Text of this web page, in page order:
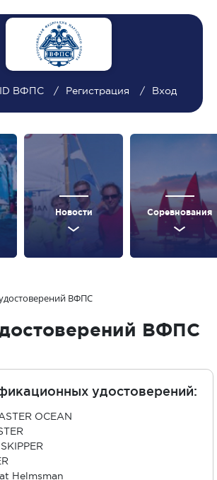
ID ВФПС Регистрация Вход
Новости Соревнования
ВФПС
ВФПС
удостоверений:
OCEAN
Helmsman